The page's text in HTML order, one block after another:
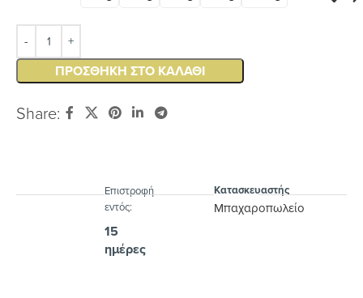
ΠΡΟΣΘΉΚΗ ΣΤΟ ΚΑΛΆΘΙ
Share:
Eπιστροφή
εντός:
15
ημέρες
Κατασκευαστής
Μπαχαροπωλείο